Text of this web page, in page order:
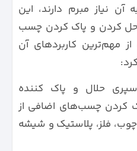
نیاز مبرم دارند، این
کردن و پاک کردن چسب
از مهم‌ترین کاربردهای آن
حلال و پاک کننده
پاک کردن چسب‌های اضافی از
فلز، پلاستیک و شیشه